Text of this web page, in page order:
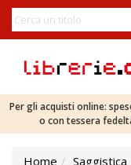
Per gli acquisti online:
o con tessera
Home Saggistica